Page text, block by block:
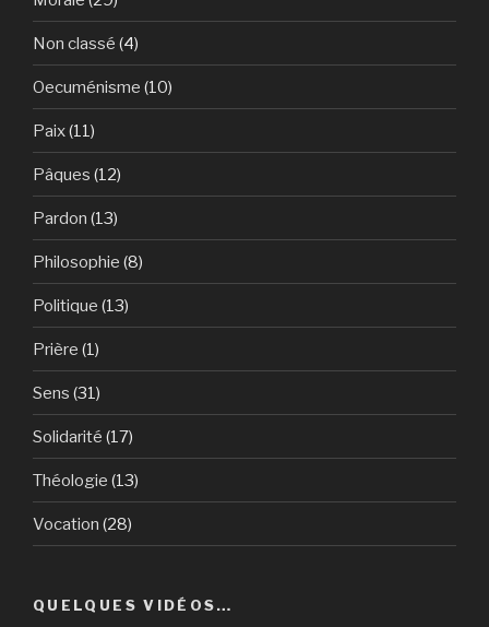
Non classé (4)
Oecuménisme (10)
Paix(11)
Pâques (12)
Pardon (13)
Philosophie (8)
Politique (13)
Prière (1)
Sens (31)
Solidarité (17)
Théologie (13)
Vocation (28)
QUELQUES VIDÉOS…